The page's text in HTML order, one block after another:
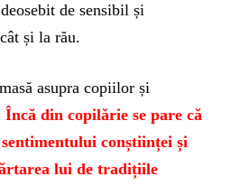
de sensibil și
și la rău.
asupra copiilor și
Încă din copilărie se pare că
conștiinței și
lui de tradițiile